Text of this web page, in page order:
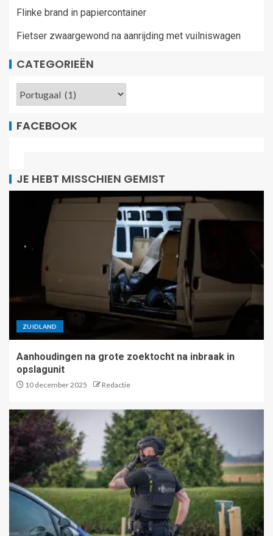
Flinke brand in papiercontainer
Fietser zwaargewond na aanrijding met vuilniswagen
CATEGORIEËN
FACEBOOK
JE HEBT MISSCHIEN GEMIST
ZUIDLAND
Aanhoudingen na grote zoektocht na inbraak in
opslagunit
10 december 2025 Redactie